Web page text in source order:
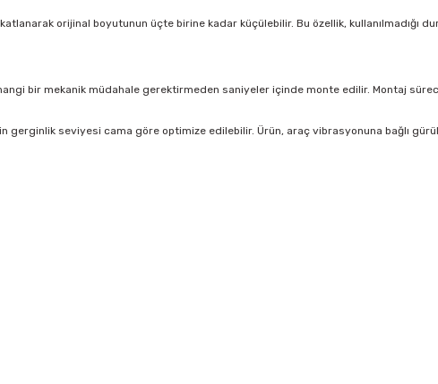
orijinal boyutunun üçte birine kadar küçülebilir. Bu özellik, kullanılmadığı
bir mekanik müdahale gerektirmeden saniyeler içinde monte edilir. Montaj
gerginlik seviyesi cama göre optimize edilebilir. Ürün, araç vibrasyonuna bağlı